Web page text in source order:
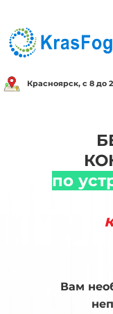
Красноярск, с 8 до
по
Вам